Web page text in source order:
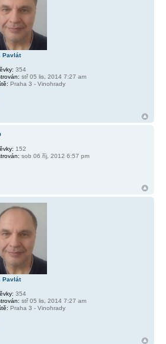
Pavlát
354
stř 05 lis, 2014 7:27 am
Praha 3 - Vinohrady
152
sob 06 říj, 2012 6:57 pm
Pavlát
354
stř 05 lis, 2014 7:27 am
Praha 3 - Vinohrady